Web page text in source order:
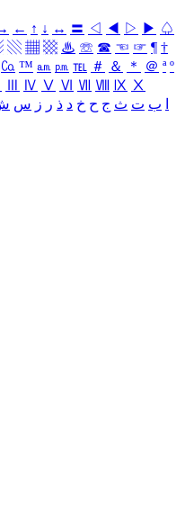
← ↑ ↓ ↔ 〓 ◁ ◀ ▷ ▶ ♤
▧ ▦ ▩ ♨ ☏ ☎ ☜ ☞ ¶ †
㏇ ™ ㏂ ㏘ ℡ ＃ ＆ ＊ ＠ ª º
Ⅳ Ⅴ Ⅵ Ⅶ Ⅷ Ⅸ Ⅹ
ب ت ث ج ح خ د ذ ر ز س